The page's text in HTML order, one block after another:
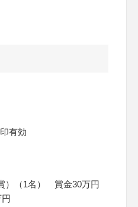
有効
）（1名） 賞金30万円